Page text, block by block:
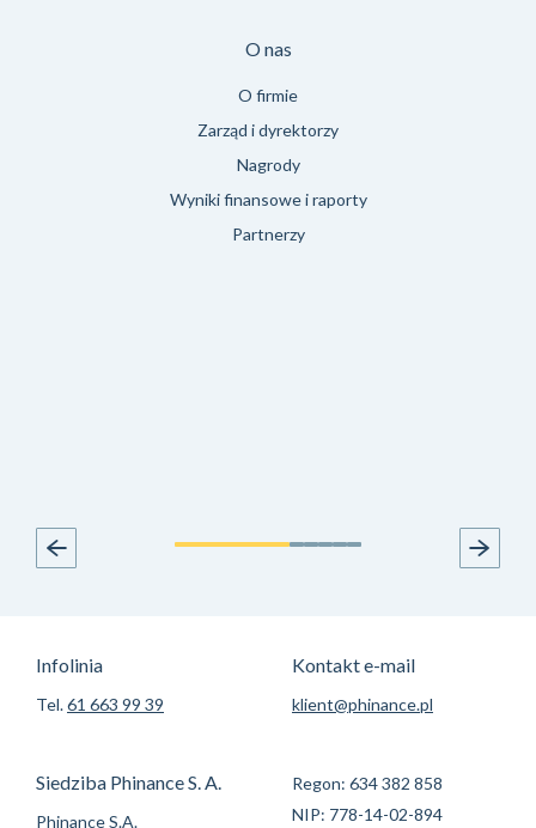
O nas
O firmie
Zarząd i dyrektorzy
Nagrody
Wyniki finansowe i raporty
Partnerzy
Infolinia
Tel.61 663 99 39
Kontakt e-mail
klient@phinance.pl
Siedziba Phinance S. A.
Phinance S.A.
Regon: 634 382 858
NIP: 778-14-02-894